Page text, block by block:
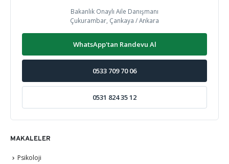
Bakanlık Onaylı Aile Danışmanı
Çukurambar, Çankaya / Ankara
WhatsApp'tan Randevu Al
0533 709 70 06
0531 824 35 12
MAKALELER
Psikoloji